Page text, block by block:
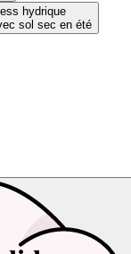
hydrique
sol sec en été